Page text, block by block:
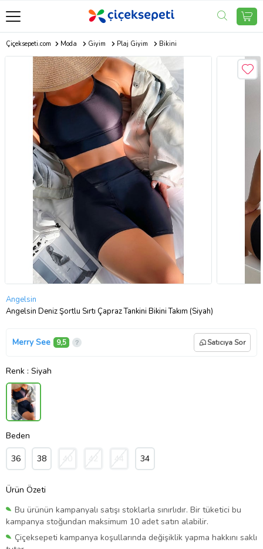
Çiçeksepeti.com Moda Giyim Plaj Giyim Bikini
Angelsin
Angelsin Deniz Şortlu Sırtı Çapraz Tankini Bikini Takım (Siyah)
Merry See 9,5 Satıcıya Sor
Renk : Siyah
Beden
36 38 40 42 44 34
Ürün Özeti
Bu ürünün kampanyalı satışı stoklarla sınırlıdır. Bir tüketici bu
kampanya stoğundan maksimum 10 adet satın alabilir.
Çiçeksepeti kampanya koşullarında değişiklik yapma hakkını saklı